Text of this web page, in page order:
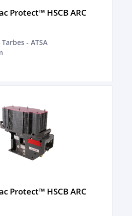
Protect™ HSCB ARC
- ATSA
Protect™ HSCB ARC